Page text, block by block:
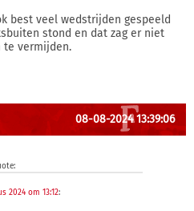
best veel wedstrijden gespeeld
stond en dat zag er niet
te vermijden.
08-08-2024 13:39:06
2024 om 13:12: